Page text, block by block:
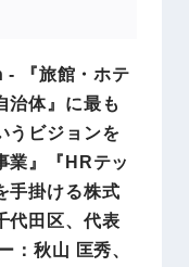
『旅館・ホテ
治体』に最も
うビジョンを
業』『HRテッ
手掛ける株式
代田区、代表
：秋山 匡秀、